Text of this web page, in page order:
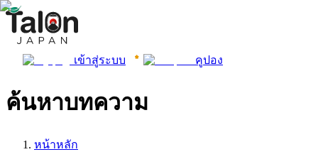
เข้าสู่ระบบ คูปอง
ค้นหาบทความ
หน้าหลัก